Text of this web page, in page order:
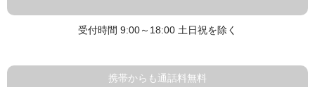
受付時間 9:00～18:00 土日祝を除く
携帯からも通話料無料